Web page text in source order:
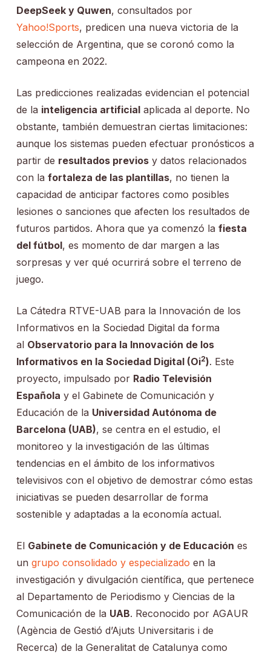
DeepSeek y Quwen, consultados por
Yahoo!Sports, predicen una nueva victoria de la
selección de Argentina, que se coronó como la
campeona en 2022.
Las predicciones realizadas evidencian el potencial
de la inteligencia artificialaplicada al deporte. No
obstante, también demuestran ciertas limitaciones:
aunque los sistemas pueden efectuar pronósticos a
partir de resultados previosy datos relacionados
con la fortaleza de las plantillas, no tienen la
capacidad de anticipar factores como posibles
lesiones o sanciones que afecten los resultados de
futuros partidos. Ahora que ya comenzó la fiesta
del fútbol, es momento de dar margen a las
sorpresas y ver qué ocurrirá sobre el terreno de
juego.
La Cátedra RTVE-UAB para la Innovación de los
Informativos en la Sociedad Digital da forma
al Observatorio para la Innovación de los
Informativos en la Sociedad Digital (Oi2). Este
proyecto, impulsado por Radio Televisión
Española y el Gabinete de Comunicación y
Educación de la Universidad Autónoma de
Barcelona (UAB), se centra en el estudio, el
monitoreo y la investigación de las últimas
tendencias en el ámbito de los informativos
televisivos con el objetivo de demostrar cómo estas
iniciativas se pueden desarrollar de forma
sostenible y adaptadas a la economía actual.
El Gabinete de Comunicación y de Educación es
un grupo consolidado y especializado en la
investigación y divulgación científica, que pertenece
al Departamento de Periodismo y Ciencias de la
Comunicación de la UAB. Reconocido por AGAUR
(Agència de Gestió d’Ajuts Universitaris i de
Recerca) de la Generalitat de Catalunya como